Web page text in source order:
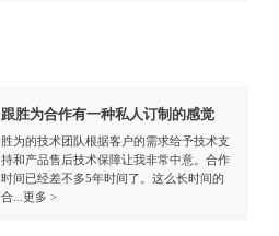
跟胜为合作有一种私人订制的感觉
胜为的技术团队根据客户的需求给予技术支
持和产品售后技术保障让我非常中意。合作
时间已经差不多5年时间了。这么长时间的
合... 更多 >